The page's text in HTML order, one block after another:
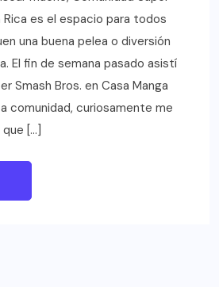
Rica es el espacio para todos
una buena pelea o diversión
El fin de semana pasado asistí
Smash Bros. en Casa Manga
comunidad, curiosamente me
[…]